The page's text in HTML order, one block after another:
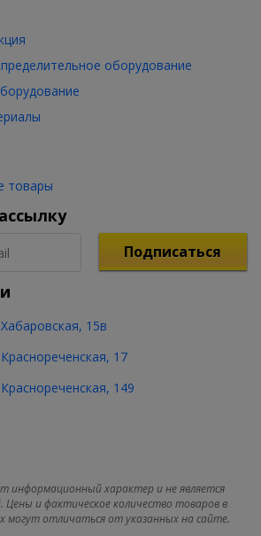
оборудование
товары
Подписаться
15в
17
149
информационный характер и не является
Цены и фактическое количество товаров в
могут отличаться от указанных на сайте.